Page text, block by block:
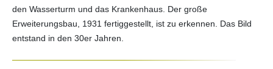
den Wasserturm und das Krankenhaus. Der große
Erweiterungsbau, 1931 fertiggestellt, ist zu erkennen. Das Bild
entstand in den 30er Jahren.